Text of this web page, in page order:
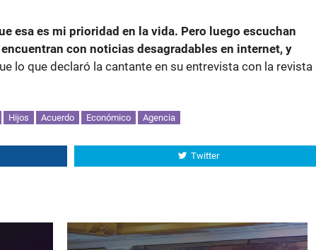
esa es mi prioridad en la vida. Pero luego escuchan
con noticias desagradables en internet, y
lo que declaró la cantante en su entrevista con la revista
Hijos Acuerdo Económico Agencia
Twitter